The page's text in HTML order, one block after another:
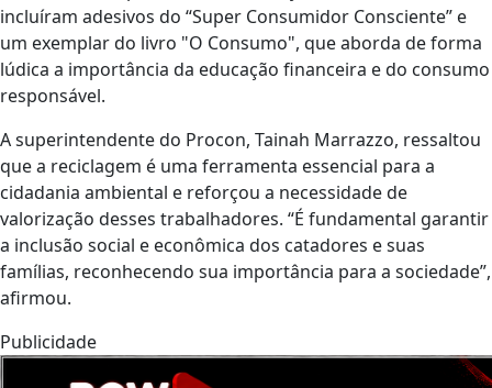
incluíram adesivos do “Super Consumidor Consciente” e
um exemplar do livro "O Consumo", que aborda de forma
lúdica a importância da educação financeira e do consumo
responsável.
A superintendente do Procon, Tainah Marrazzo, ressaltou
que a reciclagem é uma ferramenta essencial para a
cidadania ambiental e reforçou a necessidade de
valorização desses trabalhadores. “É fundamental garantir
a inclusão social e econômica dos catadores e suas
famílias, reconhecendo sua importância para a sociedade”,
afirmou.
Publicidade